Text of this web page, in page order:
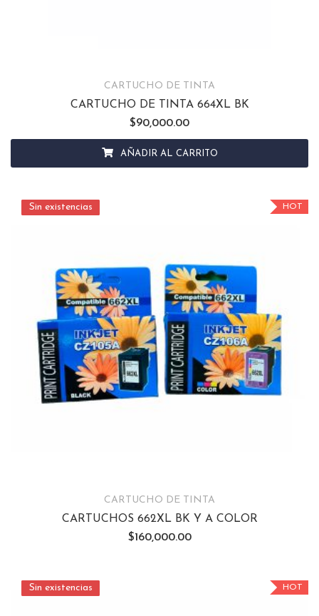
CARTUCHO DE TINTA
CARTUCHO DE TINTA 664XL BK
$90,000.00
AÑADIR AL CARRITO
HOT
Sin existencias
Sin existencias
CARTUCHO DE TINTA
CARTUCHOS 662XL BK Y A COLOR
$160,000.00
HOT
Sin existencias
Sin existencias